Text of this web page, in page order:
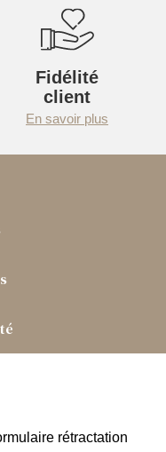
Fidélité
client
En savoir plus
rétractation